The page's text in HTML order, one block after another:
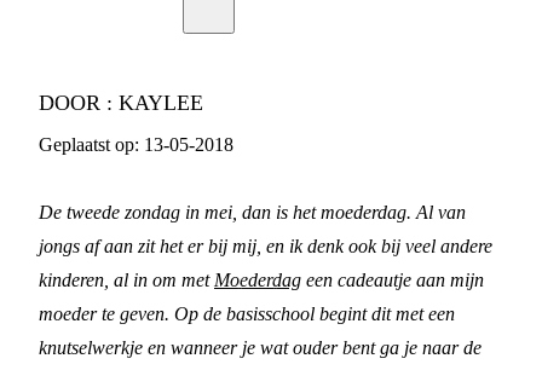
DOOR : KAYLEE
Geplaatst op: 13-05-2018
De tweede zondag in mei, dan is het moederdag. Al van
jongs af aan zit het er bij mij, en ik denk ook bij veel andere
kinderen, al in om met Moederdag een cadeautje aan mijn
moeder te geven. Op de basisschool begint dit met een
knutselwerkje en wanneer je wat ouder bent ga je naar de